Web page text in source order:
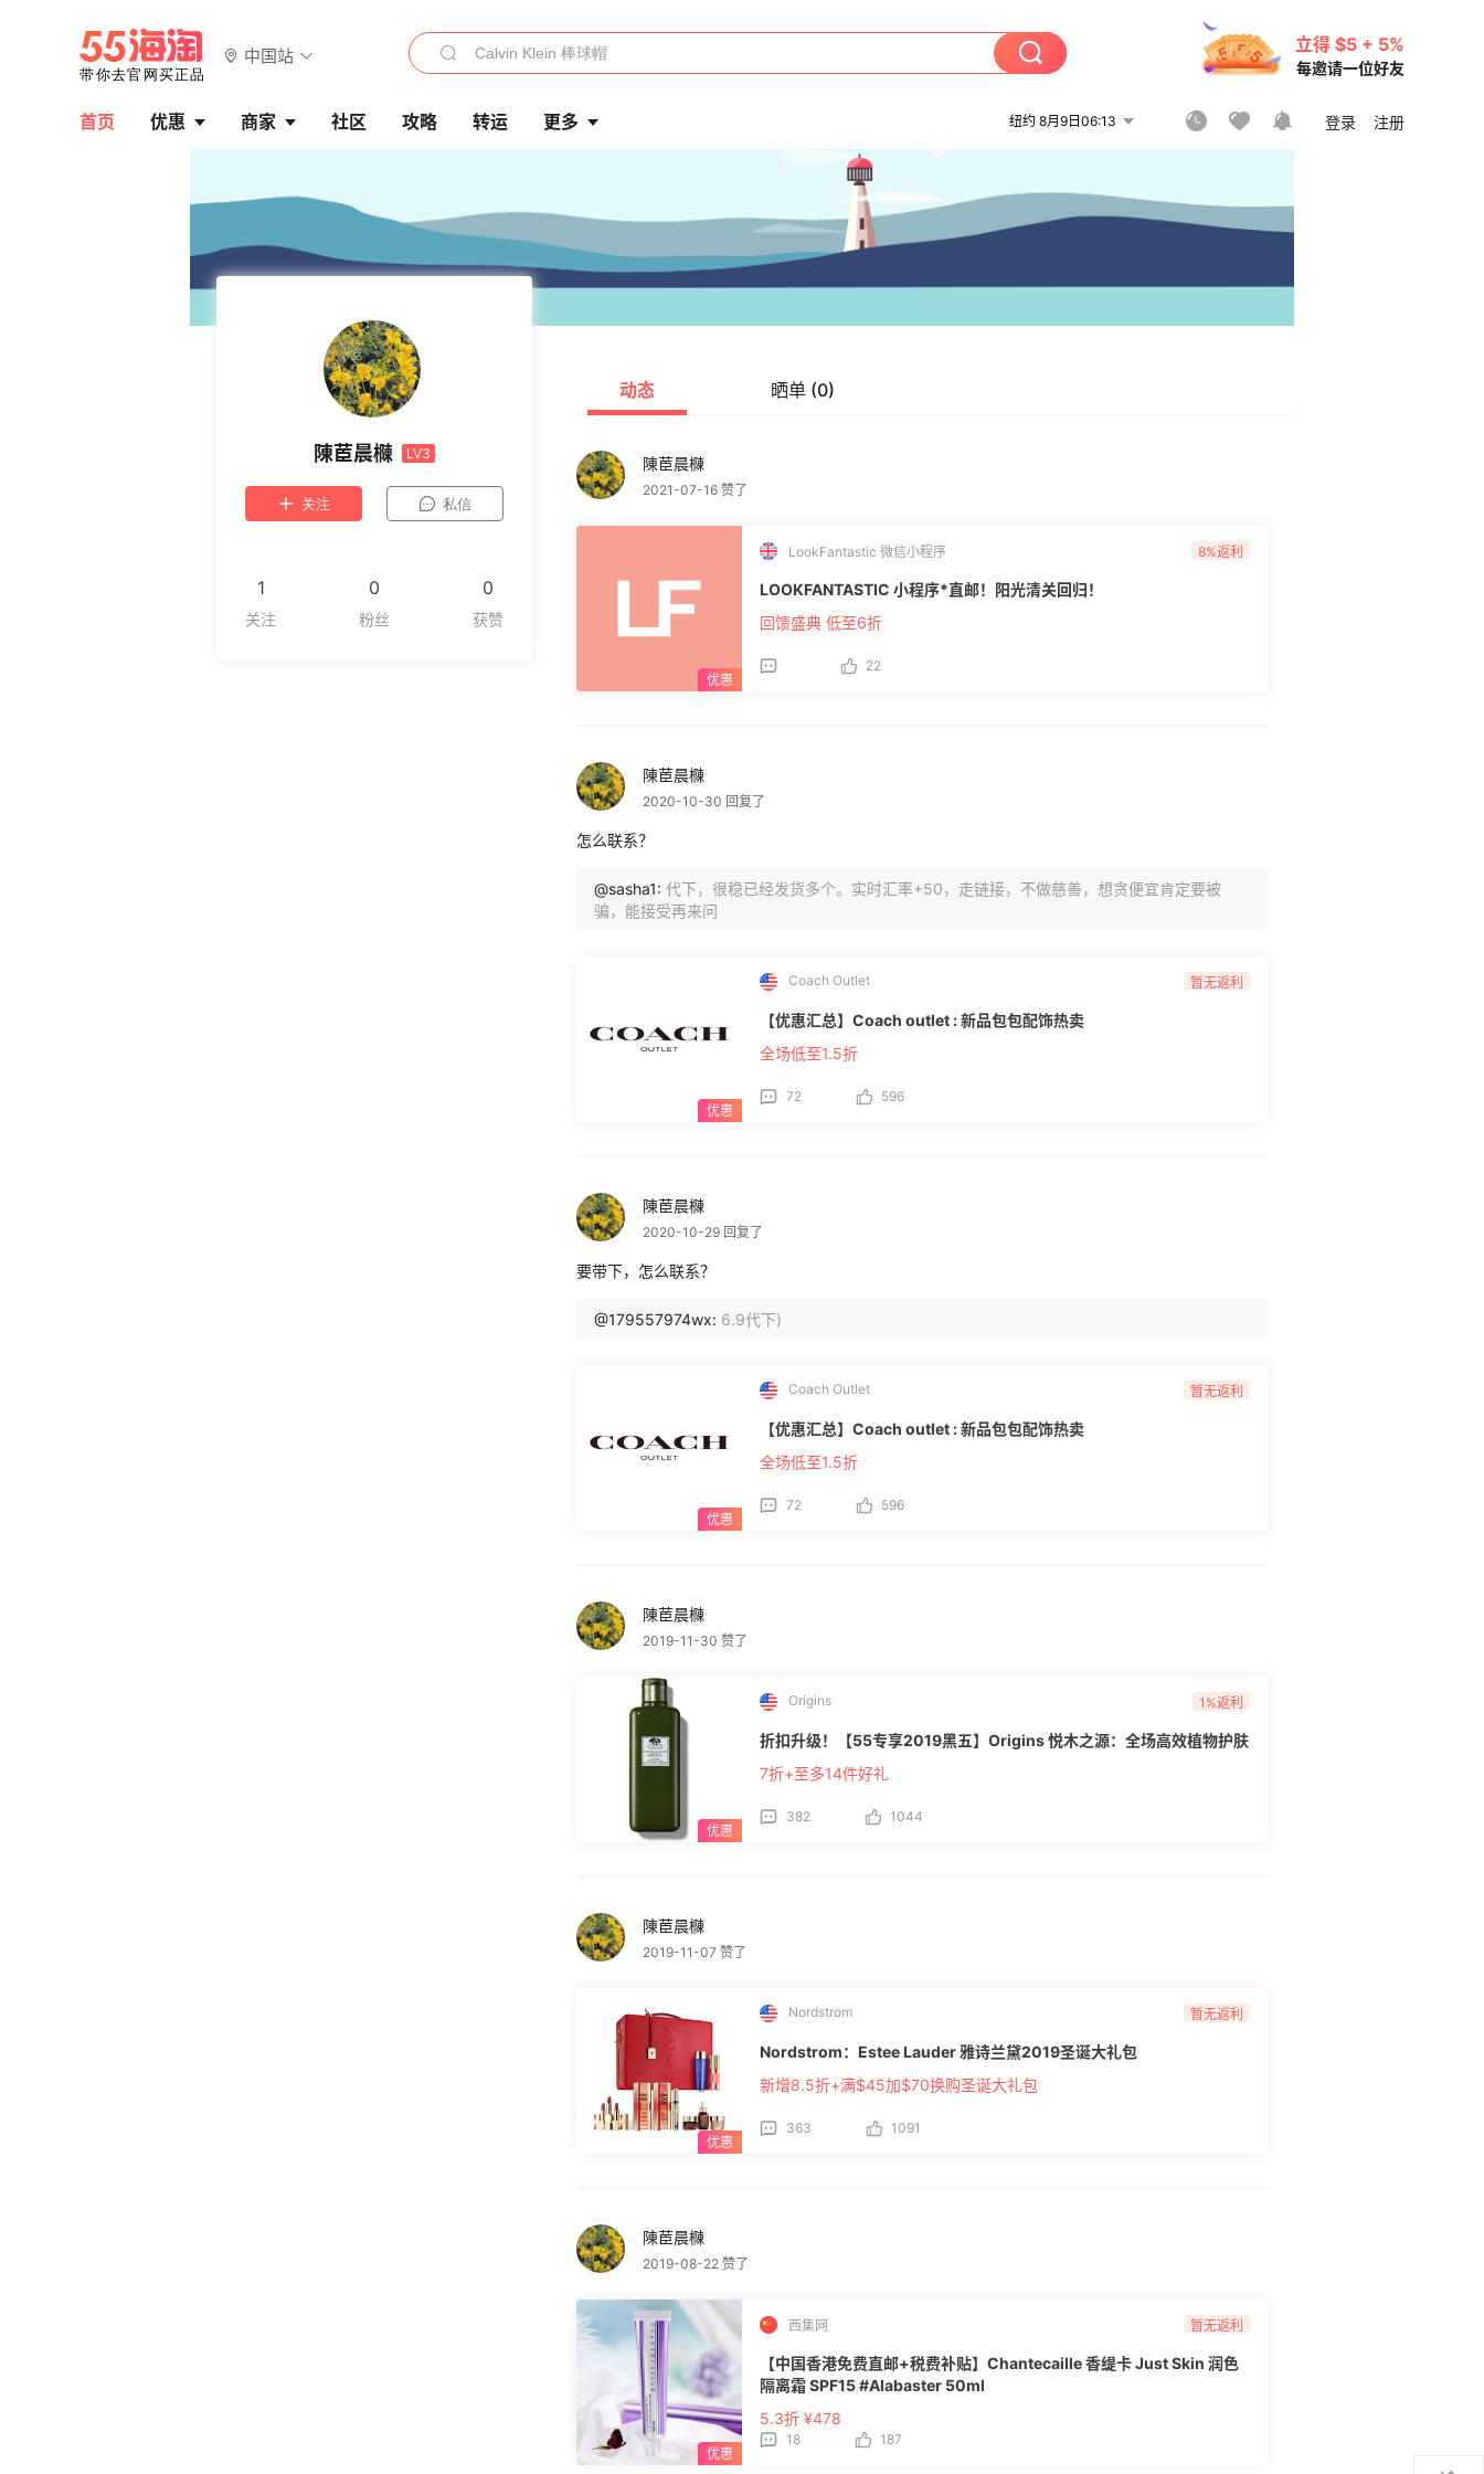
中国站
立得 $5 + 5%
每邀请一位好友
首页 优惠 商家 社区 攻略 转运 更多 纽约 8月9日06:13 登录 注册
陳茞晨樄 LV3
关注 私信
1 0 0
动态 晒单 (0)
陳茞晨樄
2021-07-16 赞了
LookFantastic 微信小程序 8%返利
LOOKFANTASTIC 小程序*直邮！阳光清关回归！
回馈盛典 低至6折
22
陳茞晨樄
2020-10-30 回复了
怎么联系？
@sasha1: 代下，很稳已经发货多个。实时汇率+50，走链接，不做慈善，想贪便宜肯定要被
骗，能接受再来问
Coach Outlet 暂无返利
【优惠汇总】Coach outlet : 新品包包配饰热卖
全场低至1.5折
72 596
陳茞晨樄
2020-10-29 回复了
要带下，怎么联系？
@179557974wx: 6.9代下)
Coach Outlet 暂无返利
【优惠汇总】Coach outlet : 新品包包配饰热卖
全场低至1.5折
72 596
陳茞晨樄
2019-11-30 赞了
Origins 1%返利
折扣升级！【55专享2019黑五】Origins 悦木之源：全场高效植物护肤
7折+至多14件好礼
382 1044
陳茞晨樄
2019-11-07 赞了
Nordstrom 暂无返利
Nordstrom：Estee Lauder 雅诗兰黛2019圣诞大礼包
新增8.5折+满$45加$70换购圣诞大礼包
363 1091
陳茞晨樄
2019-08-22 赞了
西集网 暂无返利
【中国香港免费直邮+税费补贴】Chantecaille 香缇卡 Just Skin 润色
隔离霜 SPF15 #Alabaster 50ml
5.3折 ¥478
18 187